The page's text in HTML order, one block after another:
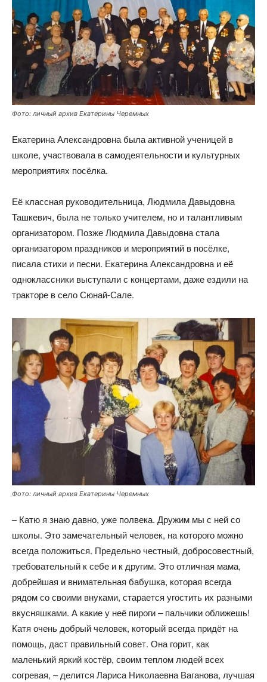
Фото: личный архив Екатерины Черемных
Екатерина Александровна была активной ученицей в
школе, участвовала в самодеятельности и культурных
мероприятиях посёлка.
Её классная руководительница, Людмила Давыдовна
Ташкевич, была не только учителем, но и талантливым
организатором. Позже Людмила Давыдовна стала
организатором праздников и мероприятий в посёлке,
писала стихи и песни. Екатерина Александровна и её
одноклассники выступали с концертами, даже ездили на
тракторе в село Сюнай-Сале.
Фото: личный архив Екатерины Черемных
– Катю я знаю давно, уже полвека. Дружим мы с ней со
школы. Это замечательный человек, на которого можно
всегда положиться. Предельно честный, добросовестный,
требовательный к себе и к другим. Это отличная мама,
добрейшая и внимательная бабушка, которая всегда
рядом со своими внуками, старается угостить их разными
вкусняшками. А какие у неё пироги – пальчики оближешь!
Катя очень добрый человек, который всегда придёт на
помощь, даст правильный совет. Она горит, как
маленький яркий костёр, своим теплом людей всех
согревая, – делится Лариса Николаевна Ваганова, лучшая